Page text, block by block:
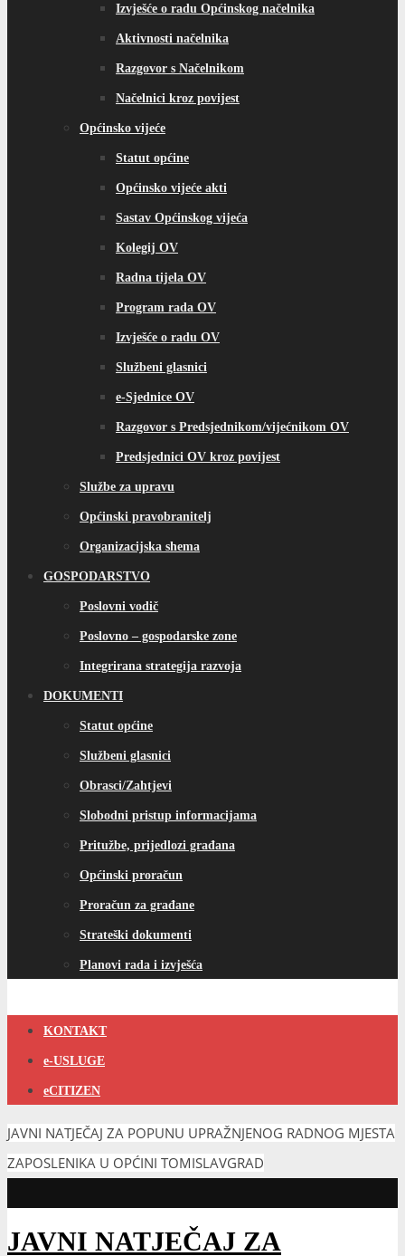
Izvješće o radu Općinskog načelnika
Aktivnosti načelnika
Razgovor s Načelnikom
Načelnici kroz povijest
Općinsko vijeće
Statut općine
Općinsko vijeće akti
Sastav Općinskog vijeća
Kolegij OV
Radna tijela OV
Program rada OV
Izvješće o radu OV
Službeni glasnici
e-Sjednice OV
Razgovor s Predsjednikom/vijećnikom OV
Predsjednici OV kroz povijest
Službe za upravu
Općinski pravobranitelj
Organizacijska shema
GOSPODARSTVO
Poslovni vodič
Poslovno – gospodarske zone
Integrirana strategija razvoja
DOKUMENTI
Statut općine
Službeni glasnici
Obrasci/Zahtjevi
Slobodni pristup informacijama
Pritužbe, prijedlozi građana
Općinski proračun
Proračun za građane
Strateški dokumenti
Planovi rada i izvješća
KONTAKT
e-USLUGE
eCITIZEN
JAVNI NATJEČAJ ZA POPUNU UPRAŽNJENOG RADNOG MJESTA
ZAPOSLENIKA U OPĆINI TOMISLAVGRAD
JAVNI NATJEČAJ ZA